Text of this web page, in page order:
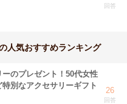
回答
人気おすすめランキング
のプレゼント！50代女性
別なアクセサリーギフト
26
回答